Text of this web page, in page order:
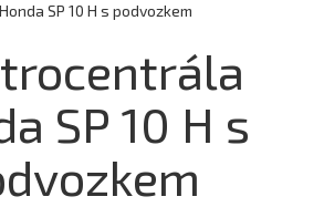
SP 10 H s podvozkem
SP 10 H s